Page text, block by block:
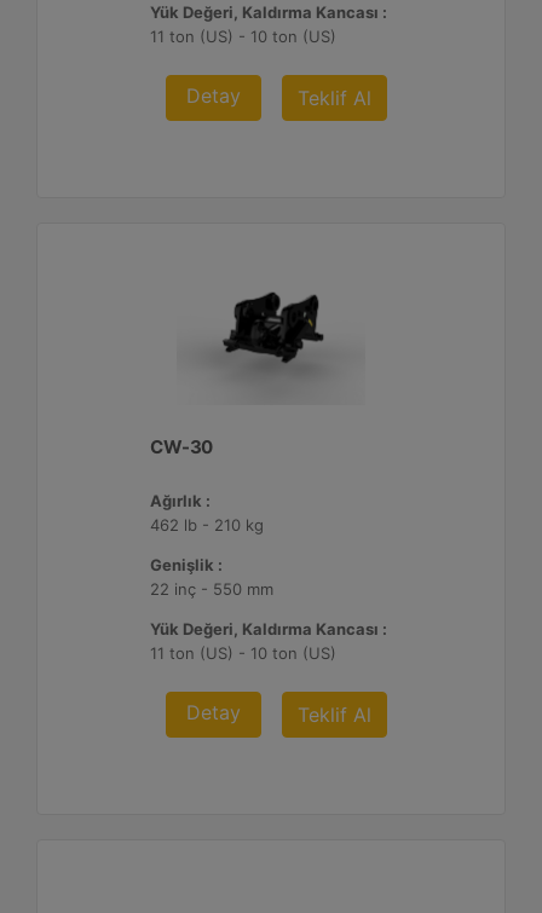
Yük Değeri, Kaldırma Kancası :
11 ton (US) - 10 ton (US)
Detay Teklif Al
CW-30
Ağırlık :
462 lb - 210 kg
Genişlik :
22 inç - 550 mm
Yük Değeri, Kaldırma Kancası :
11 ton (US) - 10 ton (US)
Detay Teklif Al